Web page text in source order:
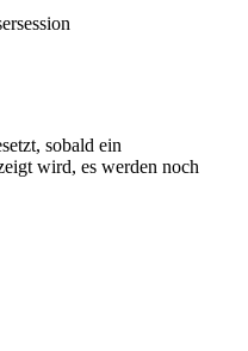
sobald ein
wird, es werden noch